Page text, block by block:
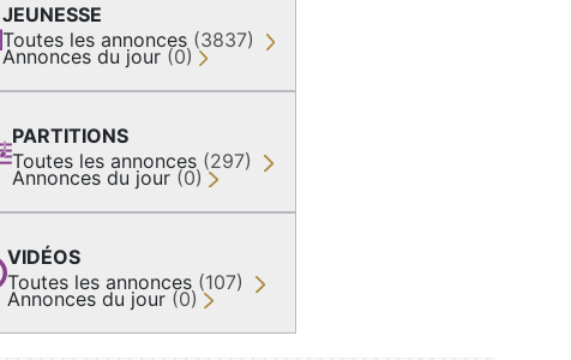
JEUNESSE
Toutes les annonces (3837)
Annonces du jour (0)
PARTITIONS
Toutes les annonces (297)
Annonces du jour (0)
VIDÉOS
Toutes les annonces (107)
Annonces du jour (0)